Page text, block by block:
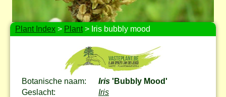
Plant Index > Plant> Iris bubbly mood
Botanische naam: Iris 'Bubbly Mood'
Geslacht:
Iris